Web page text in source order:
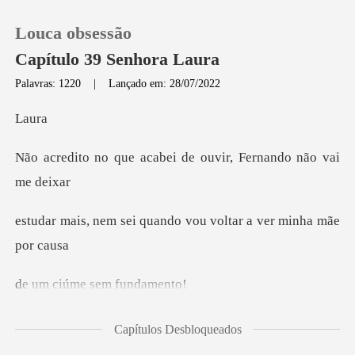
Loja
Louca obsessão
Capítulo 39 Senhora Laura
Palavras: 1220 |Lançado em: 28/07/2022
ur
cabei de ouvir, Ferna
quando vou voltar a
me sem fu
stômago e corro pro ba
Capítulos Desbloqueados